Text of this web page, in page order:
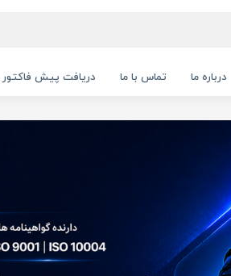
درباره ما تماس با ما دریافت پیش فاکتور